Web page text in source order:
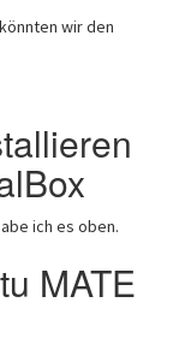
wir den
ich es oben.
MATE